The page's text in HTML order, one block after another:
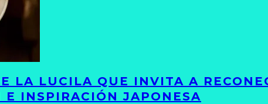
LA LUCILA QUE INVITA A
E INSPIRACIÓN JAPONESA